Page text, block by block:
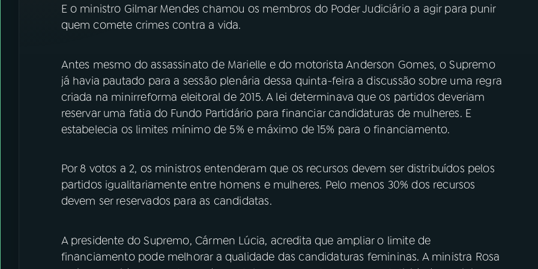
E o ministro Gilmar Mendes chamou os membros do Poder Judiciário a agir para punir
quem comete crimes contra a vida.
Antes mesmo do assassinato de Marielle e do motorista Anderson Gomes, o Supremo
já havia pautado para a sessão plenária dessa quinta-feira a discussão sobre uma regra
criada na minirreforma eleitoral de 2015. A lei determinava que os partidos deveriam
reservar uma fatia do Fundo Partidário para financiar candidaturas de mulheres. E
estabelecia os limites mínimo de 5% e máximo de 15% para o financiamento.
Por 8 votos a 2, os ministros entenderam que os recursos devem ser distribuídos pelos
partidos igualitariamente entre homens e mulheres. Pelo menos 30% dos recursos
devem ser reservados para as candidatas.
A presidente do Supremo, Cármen Lúcia, acredita que ampliar o limite de
financiamento pode melhorar a qualidade das candidaturas femininas. A ministra Rosa